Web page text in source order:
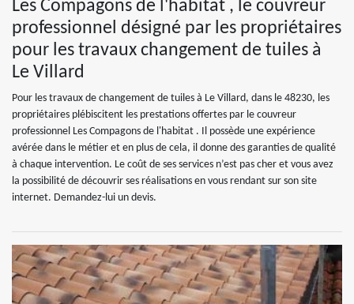
Les Compagons de l'habitat , le couvreur
professionnel désigné par les propriétaires
pour les travaux changement de tuiles à
Le Villard
Pour les travaux de changement de tuiles à Le Villard, dans le 48230, les
propriétaires plébiscitent les prestations offertes par le couvreur
professionnel Les Compagons de l'habitat . Il possède une expérience
avérée dans le métier et en plus de cela, il donne des garanties de qualité
à chaque intervention. Le coût de ses services n’est pas cher et vous avez
la possibilité de découvrir ses réalisations en vous rendant sur son site
internet. Demandez-lui un devis.